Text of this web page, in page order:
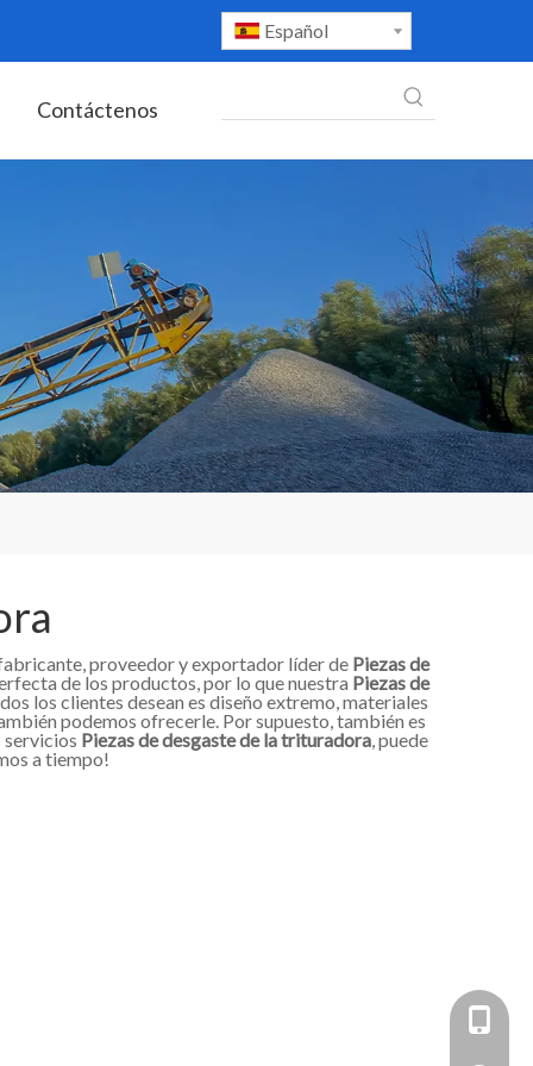
Español
Contáctenos
proveedor y exportador líder de Piezas de
de los productos, por lo que nuestra Piezas de
los clientes desean es diseño extremo, materiales
podemos ofrecerle. Por supuesto, también es
servicios Piezas de desgaste de la trituradora, puede
a tiempo!
+86